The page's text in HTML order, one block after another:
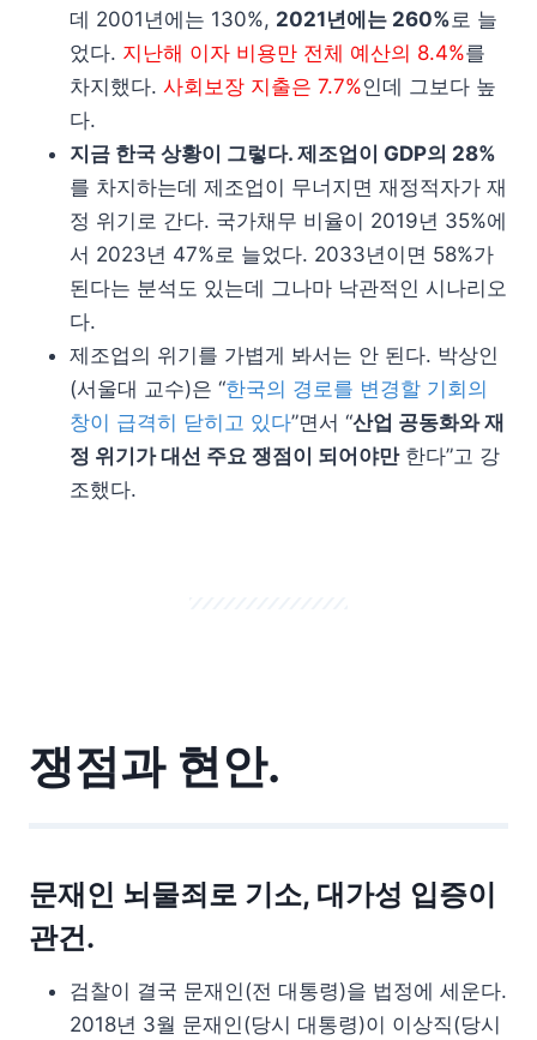
데 2001년에는 130%, 2021년에는 260% 로 늘
었다. 지난해 이자 비용만 전체 예산의 8.4%를
차지했다. 사회보장 지출은 7.7%인데 그보다 높
다.
지금 한국 상황이 그렇다. 제조업이 GDP의 28%
를 차지하는데 제조업이 무너지면 재정적자가 재
정 위기로 간다. 국가채무 비율이 2019년 35%에
서 2023년 47%로 늘었다. 2033년이면 58%가
된다는 분석도 있는데 그나마 낙관적인 시나리오
다.
제조업의 위기를 가볍게 봐서는 안 된다. 박상인
(서울대 교수)은 “한국의 경로를 변경할 기회의
창이 급격히 닫히고 있다”면서 “산업 공동화와 재
정 위기가 대선 주요 쟁점이 되어야만한다”고 강
조했다.
쟁점과 현안.
문재인 뇌물죄로 기소, 대가성 입증이
관건.
검찰이 결국 문재인(전 대통령)을 법정에 세운다.
2018년 3월 문재인(당시 대통령)이 이상직(당시